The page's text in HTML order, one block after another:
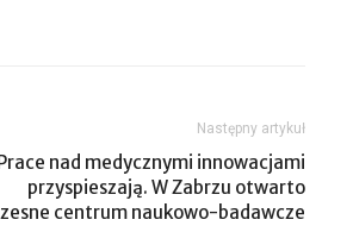
Następny artykuł
nad medycznymi innowacjami
przyspieszają. W Zabrzu otwarto
centrum naukowo-badawcze